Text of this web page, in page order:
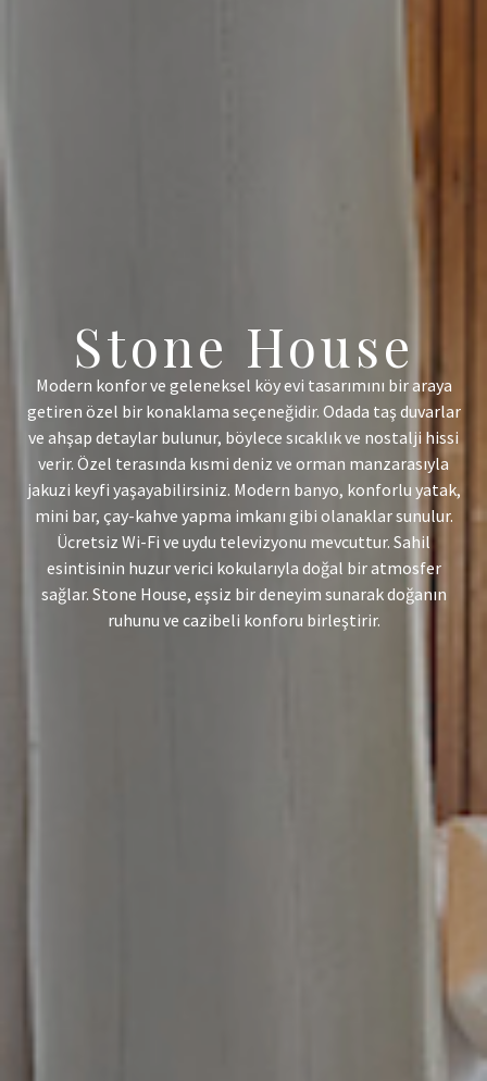
Stone House
Modern konfor ve geleneksel köy evi tasarımını bir araya
getiren özel bir konaklama seçeneğidir. Odada taş duvarlar
ve ahşap detaylar bulunur, böylece sıcaklık ve nostalji hissi
verir. Özel terasında kısmi deniz ve orman manzarasıyla
jakuzi keyfi yaşayabilirsiniz. Modern banyo, konforlu yatak,
mini bar, çay-kahve yapma imkanı gibi olanaklar sunulur.
Ücretsiz Wi-Fi ve uydu televizyonu mevcuttur. Sahil
esintisinin huzur verici kokularıyla doğal bir atmosfer
sağlar. Stone House, eşsiz bir deneyim sunarak doğanın
ruhunu ve cazibeli konforu birleştirir.